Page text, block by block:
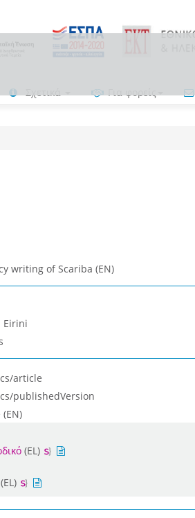
Σχετικά Για φορείς
writing of Scariba (EN)
Eirini
article
publishedVersion
(EL)